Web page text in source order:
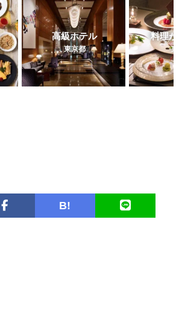
高級ホテル
東京都
料理
B!